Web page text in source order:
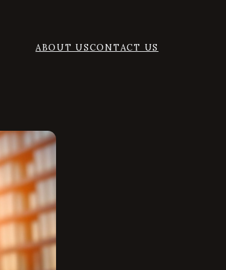
ABOUT USCONTACT US